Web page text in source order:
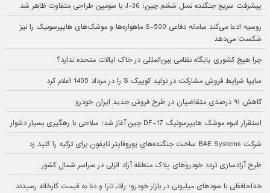
پیشرفت سریع جنگنده نسل ششم چین؛ J-36 با سومین طراحی متفاوت ظاهر شد
روسیه ادعا می‌کند سامانه دفاعی S-500 ماهواره‌ها و موشک‌های هایپرسونیک را نیز
شکست می‌دهد
چرا هیچ کشوری پایگاه نظامی بین‌المللی در خاک ایالات متحده ندارد؟
سایپا شرایط فروش مشارکت در تولید کوییک S را در مرداد 1405 اعلام کرد
کاهش ۹۱ درصدی متقاضیان در طرح فروش جدید ایران خودرو
استقرار انبوه موشک هایپرسونیک DF-17 چین آغاز شد؛ سلاحی با رهگیری بسیار دشوار
شرکت BAE Systems ساخت جنگنده‌های یوروفایتر تایفون برای ترکیه را کلید زد
طرح آزادسازی تردد خودروهای پلاک منطقه آزاد انزلی در سراسر شمال کشور
خداحافظی با سودهای میلیونی در بازار خودرو؛ رانا، تارا و دنا به قیمت کارخانه رسیدند